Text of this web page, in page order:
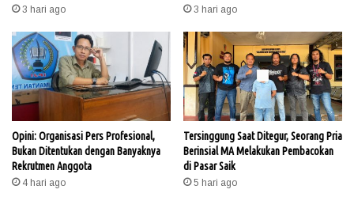
3 hari ago 3 hari ago
Opini: Organisasi Pers Profesional,
Bukan Ditentukan dengan Banyaknya
Rekrutmen Anggota
4 hari ago
Tersinggung Saat Ditegur, Seorang Pria
Berinsial MA Melakukan Pembacokan
di Pasar Saik
5 hari ago